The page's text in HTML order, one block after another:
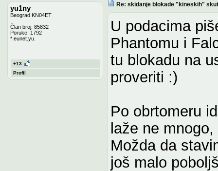
yu1ny
Beograd KN04ET
Član broj: 85832
Poruke: 1792
*.eunet.yu.
+13
Profil
Re: skidanje blokade "kineskih"
U podacima
Phantomu i
tu blokadu na
proveriti :)
Po obrtomeru
laže ne
Možda da
još malo